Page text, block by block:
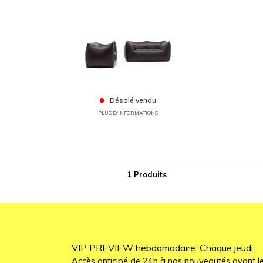
Désolé vendu
PLUS D'INFORMATIONS
1 Produits
VIP PREVIEW hebdomadaire. Chaque jeudi.